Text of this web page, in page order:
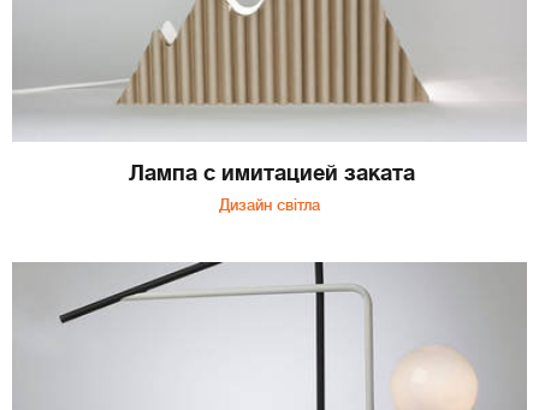
Лампа с имитацией заката
Дизайн світла